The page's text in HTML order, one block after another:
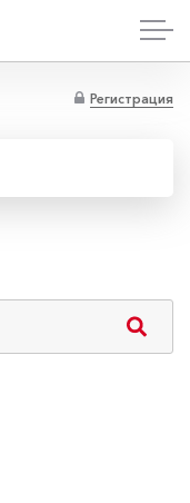
Регистрация